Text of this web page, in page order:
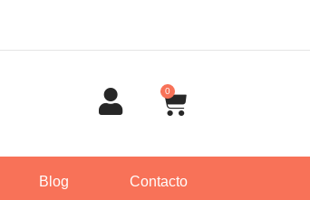
0
Blog Contacto